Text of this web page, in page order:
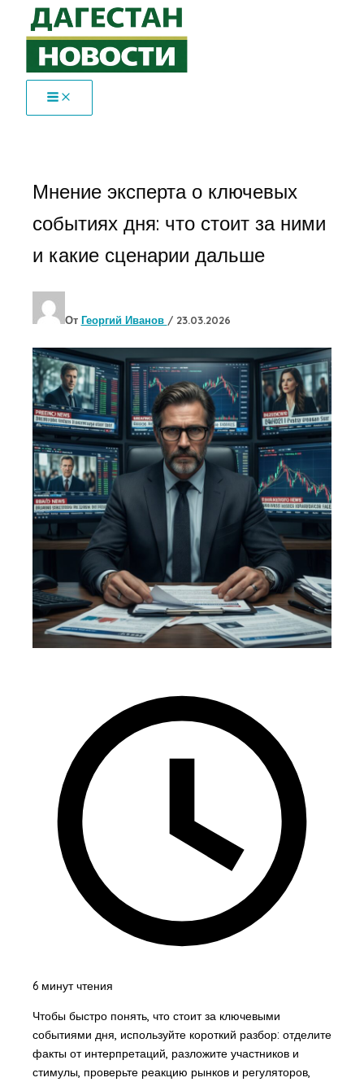
Перейти
содержимому
Мнение эксперта о ключевых
событиях дня: что стоит за ними
и какие сценарии дальше
От Георгий Иванов / 23.03.2026
6 минут чтения
Чтобы быстро понять, что стоит за ключевыми
событиями дня, используйте короткий разбор: отделите
факты от интерпретаций, разложите участников и
стимулы, проверьте реакцию рынков и регуляторов,